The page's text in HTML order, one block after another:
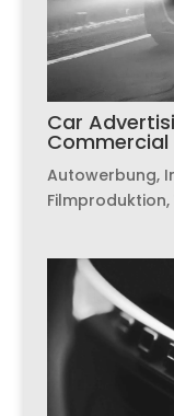
Car
Autowerbung,
Filmproduktion,